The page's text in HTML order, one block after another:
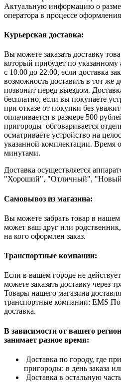
Актуальную информацию о
оператора в процессе оформления
Курьерская доставка:
Вы можете заказать доставку
который прибудет по
с 10.00 до 22.00, если доставка
возможность доставить в тот же
позвонит перед выездом.
бесплатно, если вы покупаете
при отказе от покупки без
оплачивается в размере 500
пригороды обговаривается
осматриваете устройство на
указанной комплектации. Время
минутами.
Доставка осуществляется
"Хороший", "Отличный",
Самовывоз из магазина:
Вы можете забрать товар в
может ваш друг или
на кого оформлен заказ.
Транспортные компании:
Если в вашем городе не
можете заказать доставку через
Товары нашего магазина
транспортные компании: EMS
доставка.
В зависимости от вашего
занимает разное время:
Доставка по городу, где
пригороды: в день заказа
Доставка в остальную